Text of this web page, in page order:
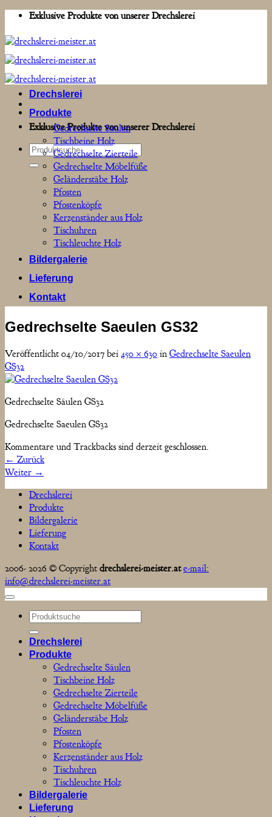
Zum
springen
Exklusive Produkte von unserer Drechslerei
Exklusive Produkte von unserer Drechslerei
Suchen
nach:
Drechslerei
Produkte
Gedrechselte Säulen
Tischbeine Holz
Gedrechselte Zierteile
Gedrechselte Möbelfüße
Geländerstäbe Holz
Pfosten
Pfostenköpfe
Kerzenständer aus Holz
Tischuhren
Tischleuchte Holz
Bildergalerie
Lieferung
Kontakt
Gedrechselte Saeulen GS32
Veröffentlicht 04/10/2017 bei 450 × 630 in Gedrechselte Saeulen
GS32
Gedrechselte Säulen GS32
Gedrechselte Saeulen GS32
Kommentare und Trackbacks sind derzeit geschlossen.
← Zurück
Weiter →
Drechslerei
Produkte
Bildergalerie
Lieferung
Kontakt
2006- 2026 © Copyright drechslerei-meister.at e-mail:
info@drechslerei-meister.at
Suchen
nach:
Drechslerei
Produkte
Gedrechselte Säulen
Tischbeine Holz
Gedrechselte Zierteile
Gedrechselte Möbelfüße
Geländerstäbe Holz
Pfosten
Pfostenköpfe
Kerzenständer aus Holz
Tischuhren
Tischleuchte Holz
Bildergalerie
Lieferung